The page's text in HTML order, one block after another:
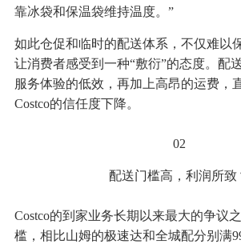
靠冰袋和保温袋维持温度。”
如此仓促和临时的配送体系，不仅难以
让消费者感受到一种“敷衍”的态度。配
服务体验的低效，再加上高昂的运费，
Costco的信任度下降。
02
配送门槛高，利润所致
Costco的到家业务长期以来最大的争
槛，相比山姆的极速达和全城配分别满